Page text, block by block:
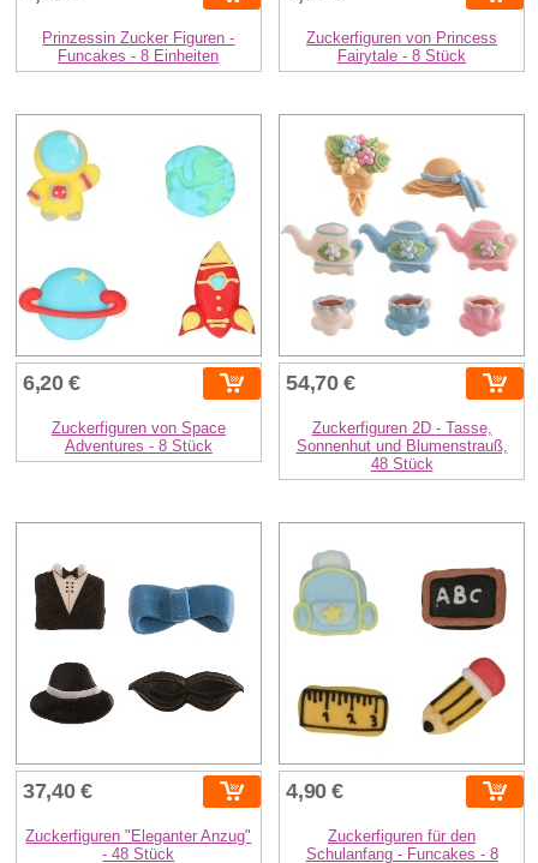
Prinzessin Zucker Figuren -
Funcakes - 8 Einheiten
Zuckerfiguren von Princess
Fairytale - 8 Stück
6,20 €
Zuckerfiguren von Space
Adventures - 8 Stück
54,70 €
Zuckerfiguren 2D - Tasse,
Sonnenhut und Blumenstrauß,
48 Stück
37,40 €
Zuckerfiguren "Eleganter Anzug"
- 48 Stück
4,90 €
Zuckerfiguren für den
Schulanfang - Funcakes - 8